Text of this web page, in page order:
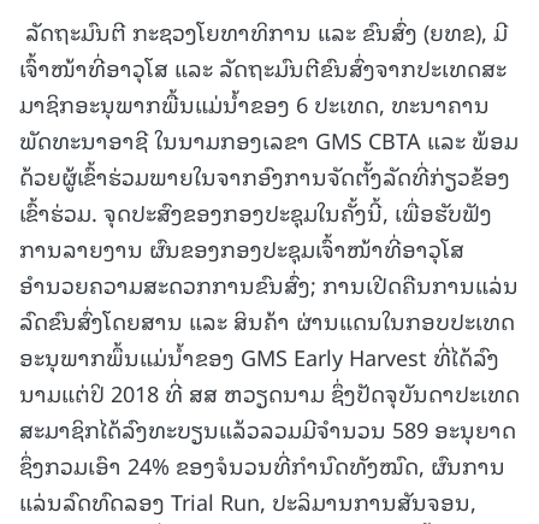
ລັດຖະມົນຕີ ກະຊວງໂຍທາທິການ ແລະ ຂົນສົ່ງ (ຍທຂ), ມີ
ເຈົ້າໜ້າທີ່ອາວຸໂສ ແລະ ລັດຖະມົນຕີຂົນສົ່ງຈາກປະເທດສະ
ມາຊິກອະນຸພາກພື້ນແມ່ນໍ້າຂອງ 6 ປະເທດ, ທະນາຄານ
ພັດທະນາອາຊີ ໃນນາມກອງເລຂາ GMS CBTA ແລະ ພ້ອມ
ດ້ວຍຜູ້ເຂົ້າຮ່ວມພາຍໃນຈາກອົງການຈັດຕັ້ງລັດທີ່ກ່ຽວຂ້ອງ
ເຂົ້າຮ່ວມ. ຈຸດປະສົງຂອງກອງປະຊຸມໃນຄັ້ງນີ້, ເພື່ອຮັບຟັງ
ການລາຍງານ ຜົນຂອງກອງປະຊຸມເຈົ້າໜ້າທີ່ອາວຸໂສ
ອໍານວຍຄວາມສະດວກການຂົນສົ່ງ; ການເປີດຄືນການແລ່ນ
ລົດຂົນສົ່ງໂດຍສານ ແລະ ສິນຄ້າ ຜ່ານແດນໃນກອບປະເທດ
ອະນຸພາກພຶ້ນແມ່ນໍ້າຂອງ GMS Early Harvest ທີ່ໄດ້ລົງ
ນາມແຕ່ປິ 2018 ທີ່ ສສ ຫວຽດນາມ ຊຶ່ງປັດຈຸບັນດາປະເທດ
ສະມາຊິກໄດ້ລົງທະບຽນແລ້ວລວມມີຈຳນວນ 589 ອະນຸຍາດ
ຊຶ່ງກວມເອົາ 24% ຂອງຈໍນວນທີ່ກໍານົດທັງໝົດ, ຜົນການ
ແລ່ນລົດທົດລອງ Trial Run, ປະລິມານການສັນຈອນ,